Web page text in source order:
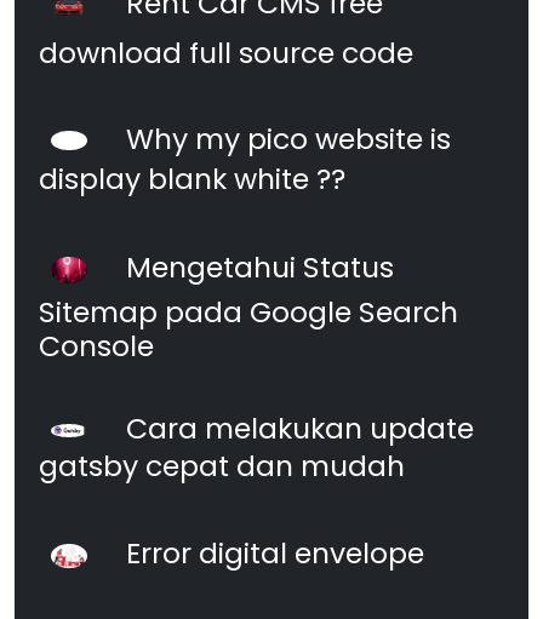
download full source code
Why my pico website is
display blank white ??
Mengetahui Status
Sitemap pada Google Search
Console
Cara melakukan update
gatsby cepat dan mudah
Error digital envelope